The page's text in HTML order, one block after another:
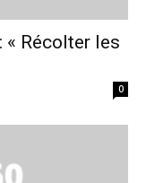
Récolter les
0